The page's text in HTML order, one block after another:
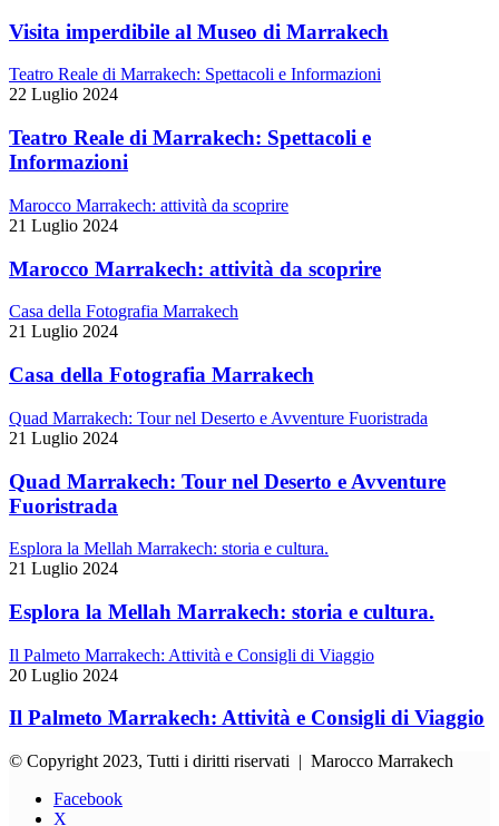
Visita imperdibile al Museo di Marrakech
Teatro Reale di Marrakech: Spettacoli e Informazioni
22 Luglio 2024
Teatro Reale di Marrakech: Spettacoli e
Informazioni
Marocco Marrakech: attività da scoprire
21 Luglio 2024
Marocco Marrakech: attività da scoprire
Casa della Fotografia Marrakech
21 Luglio 2024
Casa della Fotografia Marrakech
Quad Marrakech: Tour nel Deserto e Avventure Fuoristrada
21 Luglio 2024
Quad Marrakech: Tour nel Deserto e Avventure
Fuoristrada
Esplora la Mellah Marrakech: storia e cultura.
21 Luglio 2024
Esplora la Mellah Marrakech: storia e cultura.
Il Palmeto Marrakech: Attività e Consigli di Viaggio
20 Luglio 2024
Il Palmeto Marrakech: Attività e Consigli di Viaggio
© Copyright 2023, Tutti i diritti riservati | Marocco Marrakech
Facebook
X